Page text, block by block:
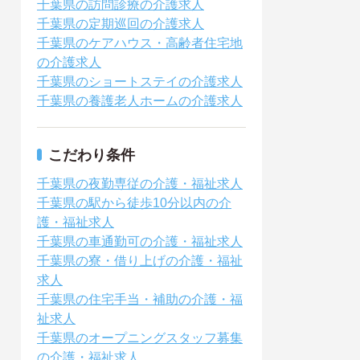
千葉県の訪問診療の介護求人
千葉県の定期巡回の介護求人
千葉県のケアハウス・高齢者住宅地
の介護求人
千葉県のショートステイの介護求人
千葉県の養護老人ホームの介護求人
こだわり条件
千葉県の夜勤専従の介護・福祉求人
千葉県の駅から徒歩10分以内の介
護・福祉求人
千葉県の車通勤可の介護・福祉求人
千葉県の寮・借り上げの介護・福祉
求人
千葉県の住宅手当・補助の介護・福
祉求人
千葉県のオープニングスタッフ募集
の介護・福祉求人